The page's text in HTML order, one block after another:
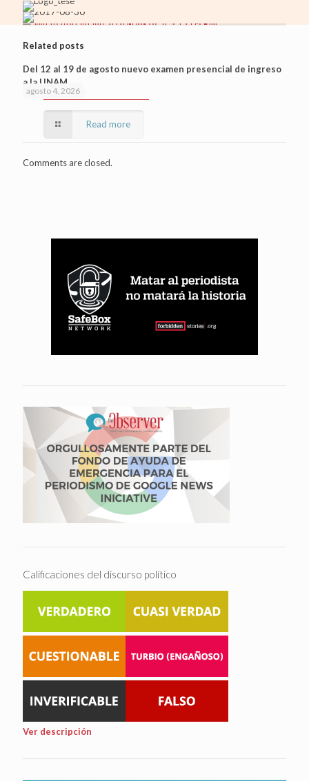
Related posts
agosto 4, 2026
Del 12 al 19 de agosto nuevo examen presencial de ingreso
a la UNAM
Read more
Comments are closed.
Calificaciones del discurso político
Ver descripción